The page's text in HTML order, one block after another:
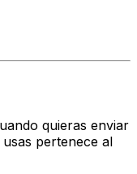
quieras enviar
pertenece al